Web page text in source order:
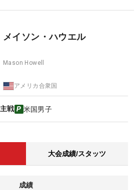
メイソン・ハウエル
Mason Howell
アメリカ合衆国
主戦 米国男子
大会成績/スタッツ
成績